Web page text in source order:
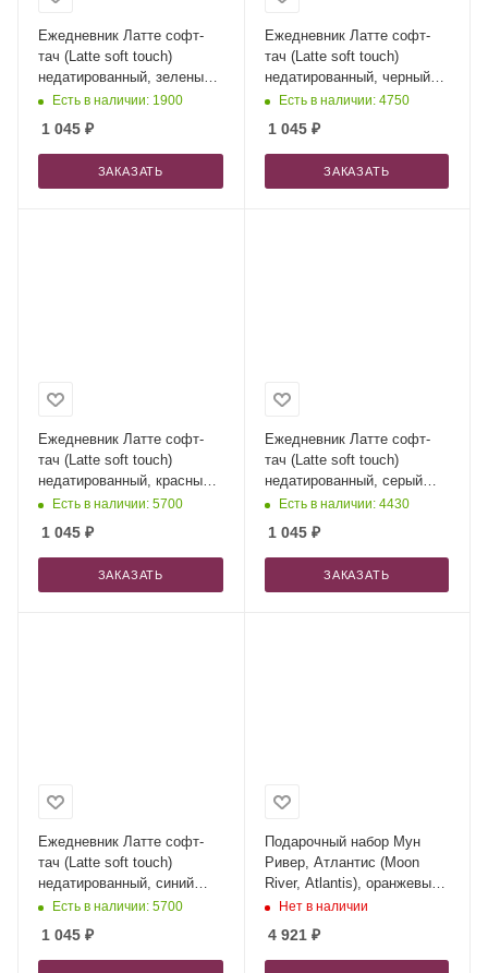
Ежедневник Латте софт-
тач (Latte soft touch)
недатированный, зеленый
(без стикеров)
Есть в наличии: 1900
1 045 ₽
ЗАКАЗАТЬ
Ежедневник Латте софт-
тач (Latte soft touch)
недатированный, черный
(без стикеров)
Есть в наличии: 4750
1 045₽
ЗАКАЗАТЬ
Ежедневник Латте софт-
тач (Latte soft touch)
недатированный, красный
(без стикеров)
Есть в наличии: 5700
1 045 ₽
ЗАКАЗАТЬ
Ежедневник Латте софт-
тач (Latte soft touch)
недатированный, серый
(без стикеров)
Есть в наличии: 4430
1 045₽
ЗАКАЗАТЬ
Ежедневник Латте софт-
тач (Latte soft touch)
недатированный, синий
(без стикеров)
Есть в наличии: 5700
1 045 ₽
Подарочный набор Мун
Ривер, Атлантис (Moon
River, Atlantis), оранжевый
(ежедневник, ручка,
аккумулятор)
Нет в наличии
4 921₽